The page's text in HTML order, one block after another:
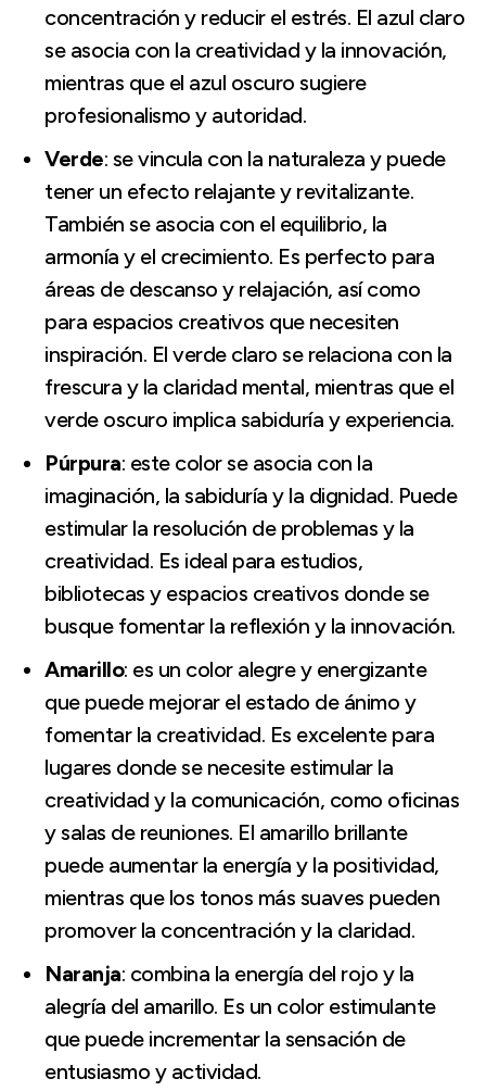
concentración y reducir el estrés. El azul claro
se asocia con la creatividad y la innovación,
mientras que el azul oscuro sugiere
profesionalismo y autoridad.
Verde: se vincula con la naturaleza y puede
tener un efecto relajante y revitalizante.
También se asocia con el equilibrio, la
armonía y el crecimiento. Es perfecto para
áreas de descanso y relajación, así como
para espacios creativos que necesiten
inspiración. El verde claro se relaciona con la
frescura y la claridad mental, mientras que el
verde oscuro implica sabiduría y experiencia.
Púrpura: este color se asocia con la
imaginación, la sabiduría y la dignidad. Puede
estimular la resolución de problemas y la
creatividad. Es ideal para estudios,
bibliotecas y espacios creativos donde se
busque fomentar la reflexión y la innovación.
Amarillo: es un color alegre y energizante
que puede mejorar el estado de ánimo y
fomentar la creatividad. Es excelente para
lugares donde se necesite estimular la
creatividad y la comunicación, como oficinas
y salas de reuniones. El amarillo brillante
puede aumentar la energía y la positividad,
mientras que los tonos más suaves pueden
promover la concentración y la claridad.
Naranja: combina la energía del rojo y la
alegría del amarillo. Es un color estimulante
que puede incrementar la sensación de
entusiasmo y actividad.